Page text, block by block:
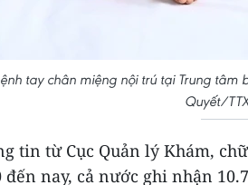
tay chân miệng nội trú tại Trung
Quyết/
tin từ Cục Quản lý Khám,
đến nay, cả nước ghi nhận